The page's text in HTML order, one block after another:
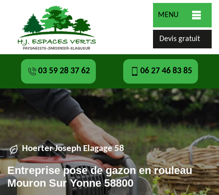
MENU
Devis gratuit
03 59 28 37 62 06 27 46 83 85
Hoerter Joseph Elagage 58
Entreprise pose de gazon en rouleau
Mouron Sur Yonne 58800